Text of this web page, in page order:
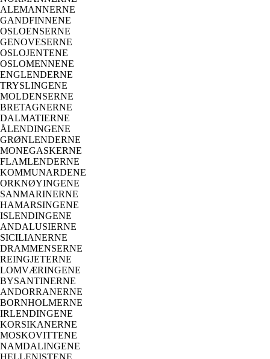
ALEMANNERNE
GANDFINNENE
OSLOENSERNE
GENOVESERNE
OSLOJENTENE
OSLOMENNENE
ENGLENDERNE
TRYSLINGENE
MOLDENSERNE
BRETAGNERNE
DALMATIERNE
ÅLENDINGENE
GRØNLENDERNE
MONEGASKERNE
FLAMLENDERNE
KOMMUNARDENE
ORKNØYINGENE
SANMARINERNE
HAMARSINGENE
ISLENDINGENE
ANDALUSIERNE
SICILIANERNE
DRAMMENSERNE
REINGJETERNE
LOMVÆRINGENE
BYSANTINERNE
ANDORRANERNE
BORNHOLMERNE
IRLENDINGENE
KORSIKANERNE
MOSKOVITTENE
NAMDALINGENE
HELLENISTENE